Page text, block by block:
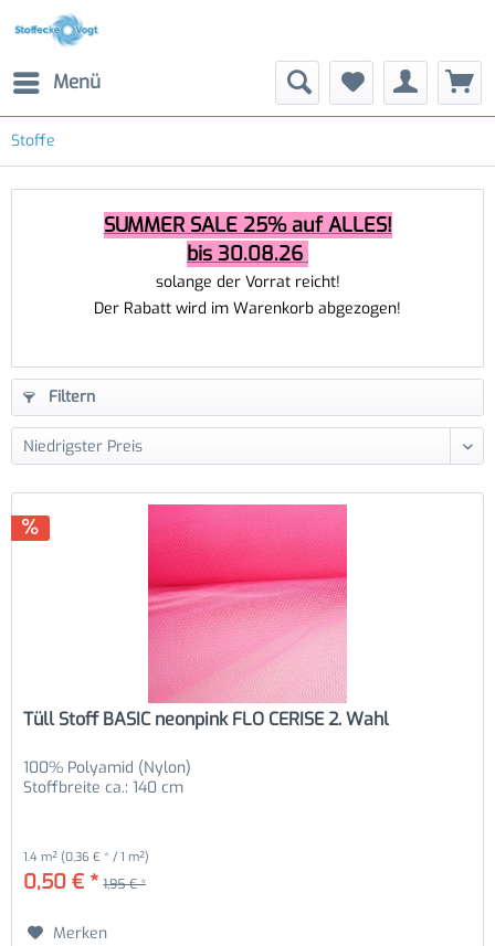
Menü
Stoffe
SUMMER SALE 25% auf ALLES!
bis 30.08.26
solange der Vorrat reicht!
Der Rabatt wird im Warenkorb abgezogen!
Filtern
Tüll Stoff BASIC neonpink FLO CERISE 2. Wahl
100% Polyamid (Nylon)
Stoffbreite ca.: 140 cm
1.4 m² (0,36 € * / 1 m²)
0,50 € * 1,95 € *
Merken